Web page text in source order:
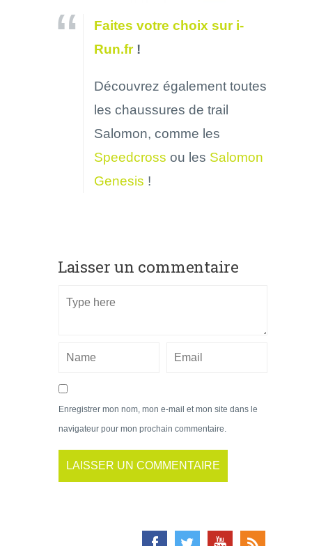
Faites votre choix sur i-
Run.fr!
Découvrez également toutes
les chaussures de trail
Salomon, comme les
Speedcross ou les Salomon
Genesis !
Laisser un commentaire
Enregistrer mon nom, mon e-mail et mon site dans le
navigateur pour mon prochain commentaire.